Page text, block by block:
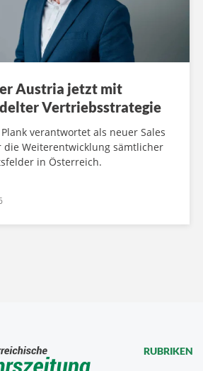
Austria jetzt mit
Vertriebsstrategie
verantwortet als neuer Sales
die Weiterentwicklung sämtlicher
in Österreich.
RUBRIKEN